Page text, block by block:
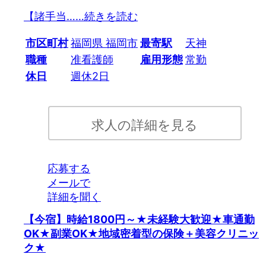
【諸手当……続きを読む
市区町村福岡県 福岡市最寄駅
天神
職種
准看護師 雇用形態常勤
休日
週休2日
求人の詳細を見る
応募する
メールで
詳細を聞く
【今宿】時給1800円～★未経験大歓迎★車通勤
OK★副業OK★地域密着型の保険＋美容クリニッ
ク★